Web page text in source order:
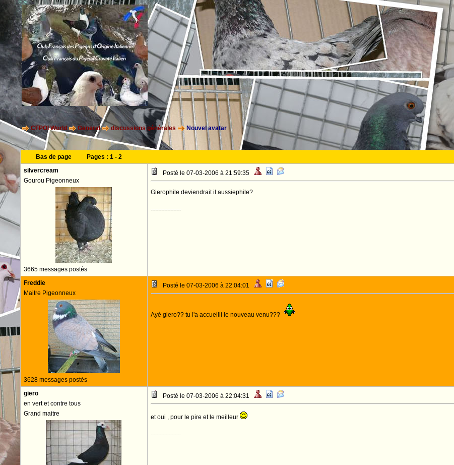
CFPOI World General discussions générales Nouvel avatar
Bas de page Pages : 1- 2
silvercream
Gourou Pigeonneux
3665 messages postés
Posté le 07-03-2006 à 21:59:35
Gierophile deviendrait il aussiephile?
--------------------
Freddie
Maitre Pigeonneux
3628 messages postés
Posté le 07-03-2006 à 22:04:01
Ayé giero?? tu l'a accueilli le nouveau venu???
giero
en vert et contre tous
Grand maitre
Posté le 07-03-2006 à 22:04:31
et oui , pour le pire et le meilleur
--------------------